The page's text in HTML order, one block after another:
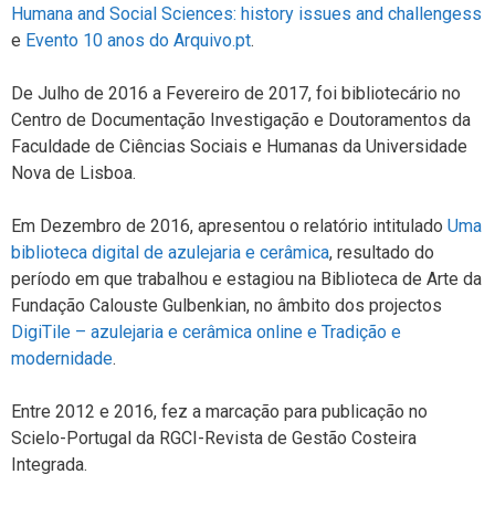
Humana and Social Sciences: history issues and challengess
e Evento 10 anos do Arquivo.pt.
De Julho de 2016 a Fevereiro de 2017, foi bibliotecário no
Centro de Documentação Investigação e Doutoramentos da
Faculdade de Ciências Sociais e Humanas da Universidade
Nova de Lisboa.
Em Dezembro de 2016, apresentou o relatório intitulado Uma
biblioteca digital de azulejaria e cerâmica, resultado do
período em que trabalhou e estagiou na Biblioteca de Arte da
Fundação Calouste Gulbenkian, no âmbito dos projectos
DigiTile – azulejaria e cerâmica online e Tradição e
modernidade.
Entre 2012 e 2016, fez a marcação para publicação no
Scielo-Portugal da RGCI-Revista de Gestão Costeira
Integrada.